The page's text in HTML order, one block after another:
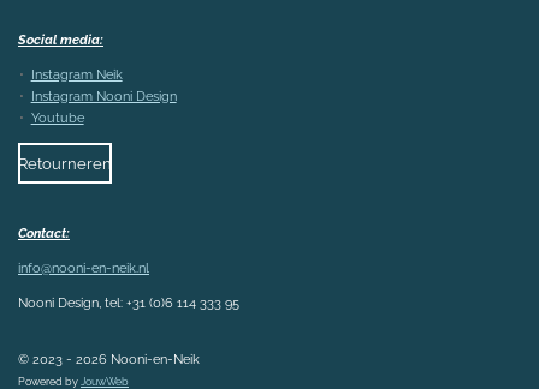
Social media:
Instagram Neik
Instagram Nooni Design
Youtube
Retourneren
Contact:
info@nooni-en-neik.nl
Nooni Design, tel: +31 (0)6 114 333 95
© 2023 - 2026 Nooni-en-Neik
Powered by JouwWeb